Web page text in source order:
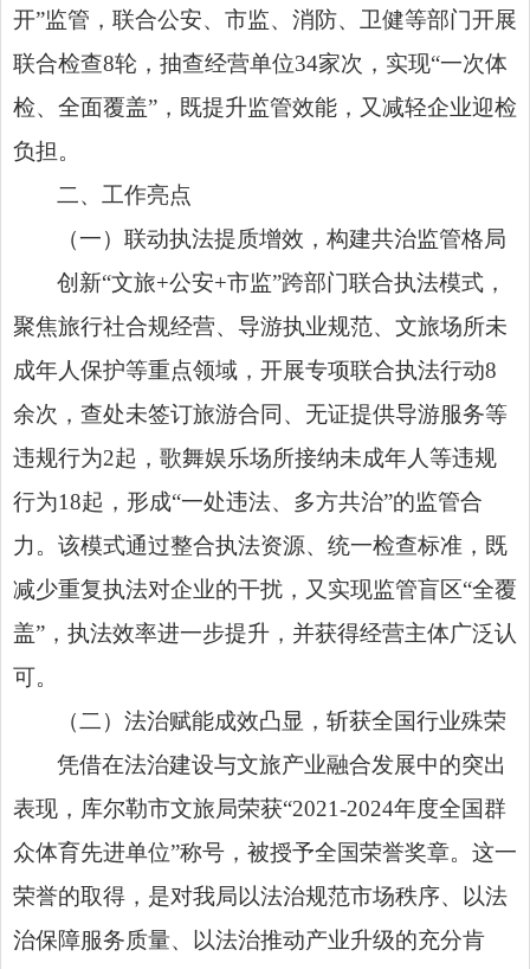
开”监管，联合公安、市监、消防、卫健等部门开展
联合检查8轮，抽查经营单位34家次，实现“一次体
检、全面覆盖”，既提升监管效能，又减轻企业迎检
负担。
二、工作亮点
（一）联动执法提质增效，构建共治监管格局
创新“文旅+公安+市监”跨部门联合执法模式，
聚焦旅行社合规经营、导游执业规范、文旅场所未
成年人保护等重点领域，开展专项联合执法行动8
余次，查处未签订旅游合同、无证提供导游服务等
违规行为2起，歌舞娱乐场所接纳未成年人等违规
行为18起，形成“一处违法、多方共治”的监管合
力。该模式通过整合执法资源、统一检查标准，既
减少重复执法对企业的干扰，又实现监管盲区“全覆
盖”，执法效率进一步提升，并获得经营主体广泛认
可。
（二）法治赋能成效凸显，斩获全国行业殊荣
凭借在法治建设与文旅产业融合发展中的突出
表现，库尔勒市文旅局荣获“2021-2024年度全国群
众体育先进单位”称号，被授予全国荣誉奖章。这一
荣誉的取得，是对我局以法治规范市场秩序、以法
治保障服务质量、以法治推动产业升级的充分肯